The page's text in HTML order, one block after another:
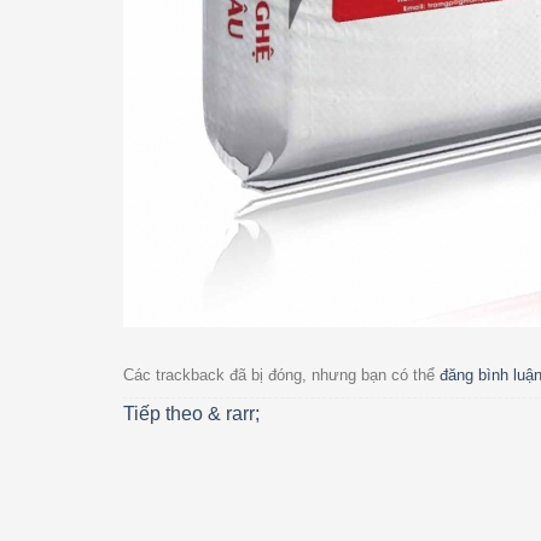
Các trackback đã bị đóng, nhưng bạn có thể đăng bình
Tiếp theo & rarr;